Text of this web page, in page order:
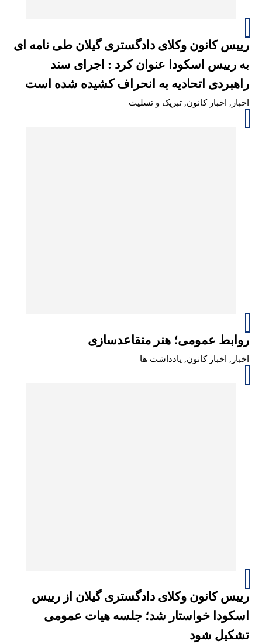
رییس کانون وکلای دادگستری گیلان طی نامه ای
به رییس اسکودا عنوان کرد : اجرای سند
راهبردی اتحادیه به انحراف کشیده شده است
اخبار , اخبار کانون,تبریک و تسلیت
روابط عمومی؛ هنر متقاعدسازی
اخبار , اخبار کانون, یادداشت ها
رییس کانون وکلای دادگستری گیلان از رییس
اسکودا خواستار شد؛ جلسه هیات عمومی
تشکیل شود